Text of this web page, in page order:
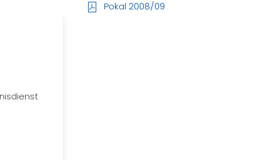
Pokal 2008/09